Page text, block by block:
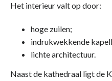
Het interieur valt op door:
hoge zuilen;
indrukwekkende
lichte architectuur.
Naast de kathedraal ligt de